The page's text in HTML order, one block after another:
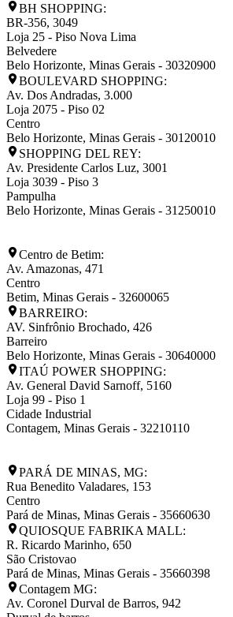
BH SHOPPING:
BR-356, 3049
Loja 25 - Piso Nova Lima
Belvedere
Belo Horizonte, Minas Gerais - 30320900
BOULEVARD SHOPPING:
Av. Dos Andradas, 3.000
Loja 2075 - Piso 02
Centro
Belo Horizonte, Minas Gerais - 30120010
SHOPPING DEL REY:
Av. Presidente Carlos Luz, 3001
Loja 3039 - Piso 3
Pampulha
Belo Horizonte, Minas Gerais - 31250010
Centro de Betim:
Av. Amazonas, 471
Centro
Betim, Minas Gerais - 32600065
BARREIRO:
AV. Sinfrônio Brochado, 426
Barreiro
Belo Horizonte, Minas Gerais - 30640000
ITAÚ POWER SHOPPING:
Av. General David Sarnoff, 5160
Loja 99 - Piso 1
Cidade Industrial
Contagem, Minas Gerais - 32210110
PARÁ DE MINAS, MG:
Rua Benedito Valadares, 153
Centro
Pará de Minas, Minas Gerais - 35660630
QUIOSQUE FABRIKA MALL:
R. Ricardo Marinho, 650
São Cristovao
Pará de Minas, Minas Gerais - 35660398
Contagem MG:
Av. Coronel Durval de Barros, 942